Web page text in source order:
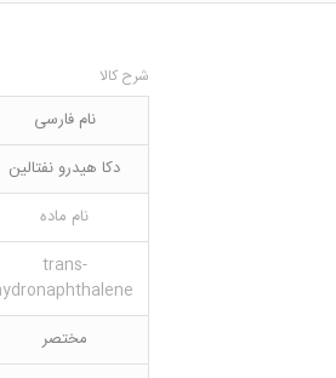
شرح کالا
نام فارسی
دکا هیدرو نفتالین
نام ماده
trans-
مختصر